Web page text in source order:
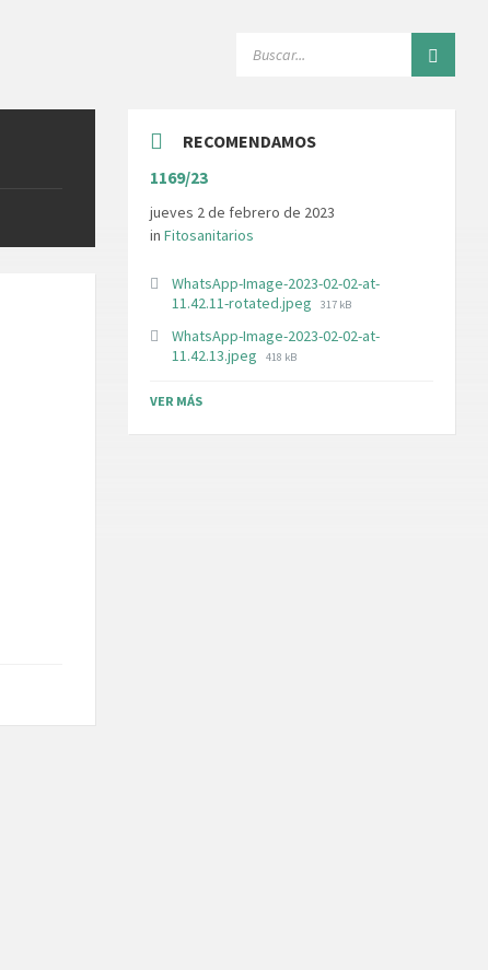
RECOMENDAMOS
1169/23
jueves 2 de febrero de 2023
inFitosanitarios
WhatsApp-Image-2023-02-02-at-
11.42.11-rotated.jpeg File
317 kB
WhatsApp-Image-2023-02-02-at-
11.42.13.jpeg File
418 kB
VER MÁS